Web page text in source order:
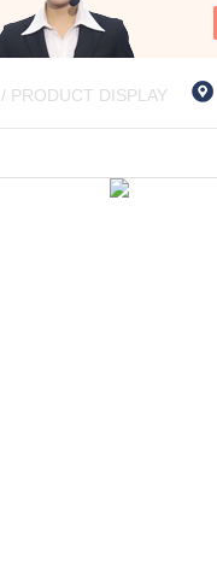
/ PRODUCT DISPLAY